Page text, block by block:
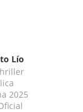
Lío
2025